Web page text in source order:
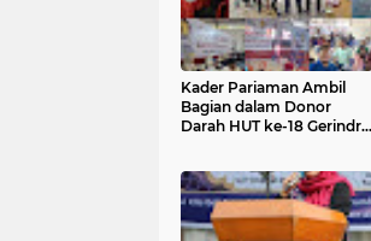
Kader Pariaman Ambil
Bagian dalam Donor
Darah HUT ke-18 Gerindra